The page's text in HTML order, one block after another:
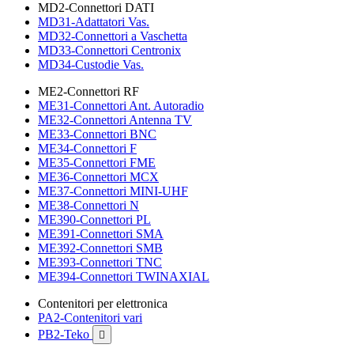
MD2-Connettori DATI
MD31-Adattatori Vas.
MD32-Connettori a Vaschetta
MD33-Connettori Centronix
MD34-Custodie Vas.
ME2-Connettori RF
ME31-Connettori Ant. Autoradio
ME32-Connettori Antenna TV
ME33-Connettori BNC
ME34-Connettori F
ME35-Connettori FME
ME36-Connettori MCX
ME37-Connettori MINI-UHF
ME38-Connettori N
ME390-Connettori PL
ME391-Connettori SMA
ME392-Connettori SMB
ME393-Connettori TNC
ME394-Connettori TWINAXIAL
Contenitori per elettronica
PA2-Contenitori vari
PB2-Teko
